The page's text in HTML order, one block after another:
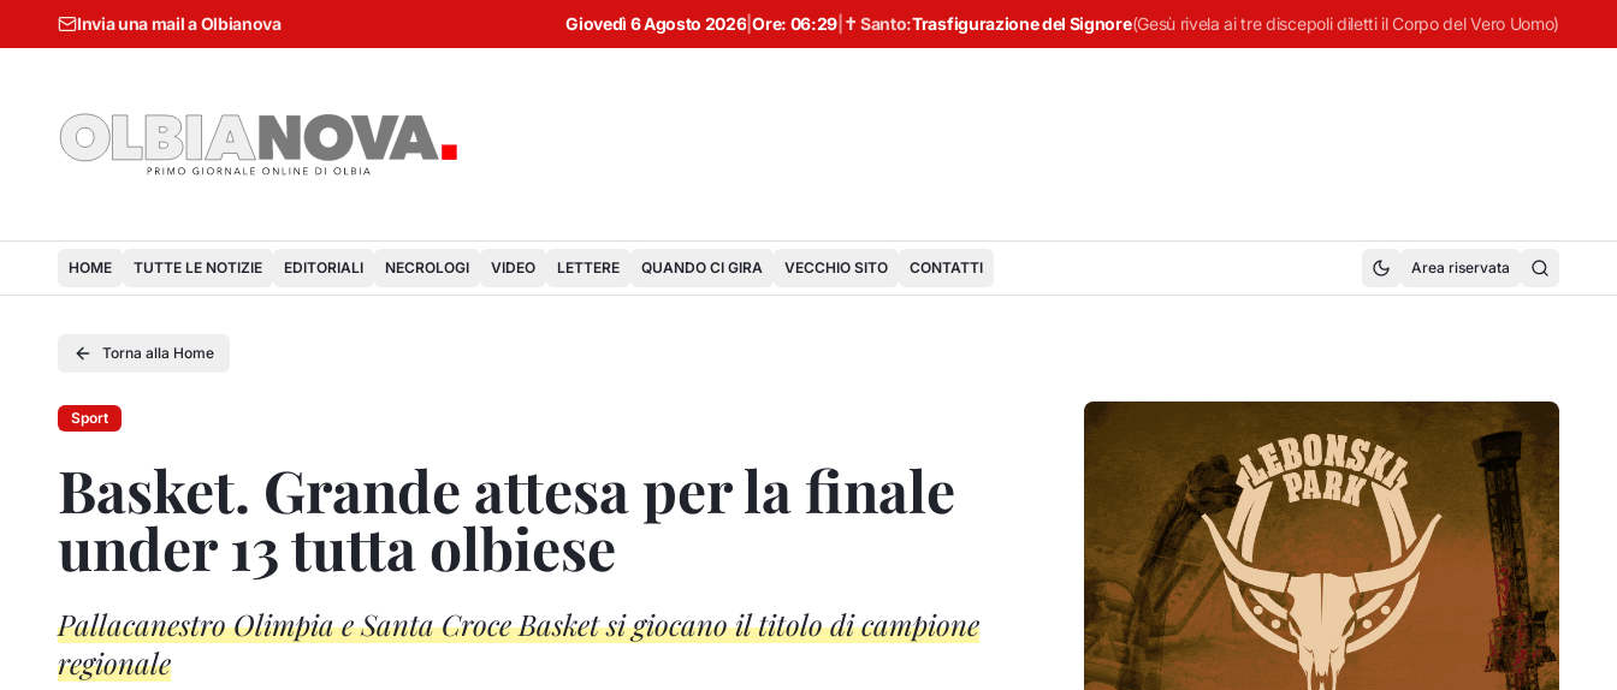
Invia una mail a Olbianova Giovedì 6 Agosto 2026 |Ore: 06:29| ✝ Santo:Trasfigurazione del Signore(Gesù rivela ai tre discepoli diletti il Corpo del Vero Uomo)
HOME TUTTE LE NOTIZIE EDITORIALI NECROLOGI VIDEO LETTERE QUANDO CI GIRA VECCHIO SITO CONTATTI Area riservata
Torna alla Home
Sport
Basket. Grande attesa per la finale
under 13 tutta olbiese
Pallacanestro Olimpia e Santa Croce Basket si giocano il titolo di campione
regionale